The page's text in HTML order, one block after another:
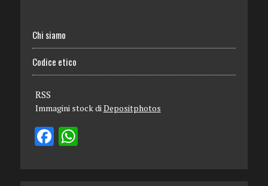
Chi siamo
Codice etico
RSS
Immagini stock diDepositphotos